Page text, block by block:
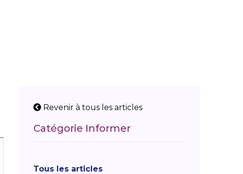
Revenir à tous les articles
Catégorie Informer
Tous les articles